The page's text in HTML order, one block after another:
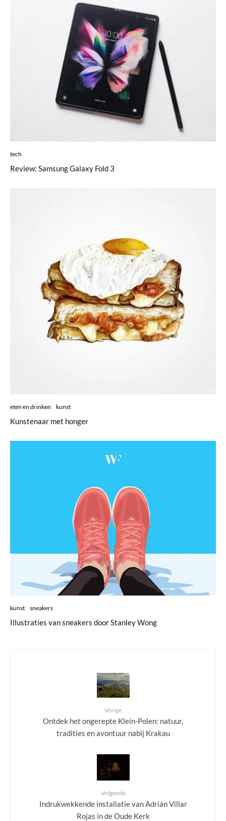
tech
Review: Samsung Galaxy Fold 3
eten en drinken kunst
Kunstenaar met honger
kunst sneakers
Illustraties van sneakers door Stanley Wong
Vorige
Ontdek het ongerepte Klein-Polen: natuur,
tradities en avontuur nabij Krakau
Volgende
Indrukwekkende installatie van Adrián Villar
Rojas in de Oude Kerk